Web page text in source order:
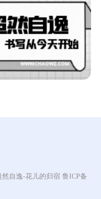
然自逸-花儿的归宿 鲁ICP备